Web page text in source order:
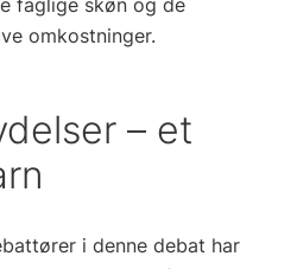
faglige skøn og de
omkostninger.
– et
i denne debat har